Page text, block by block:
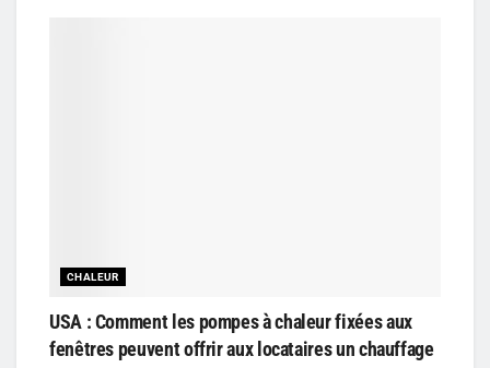
CHALEUR
USA : Comment les pompes à chaleur fixées aux
fenêtres peuvent offrir aux locataires un chauffage